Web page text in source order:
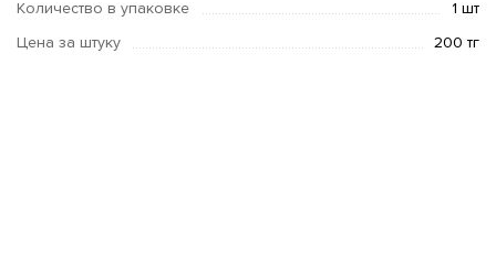
Количество в упаковке 1 шт
Цена за штуку 200 тг